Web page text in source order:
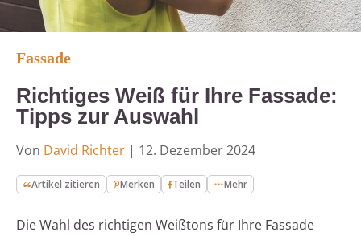
Fassade
Richtiges Weiß für Ihre Fassade:
Tipps zur Auswahl
Von David Richter | 12. Dezember 2024
Artikel zitieren Merken Teilen Mehr
Die Wahl des richtigen Weißtons für Ihre Fassade